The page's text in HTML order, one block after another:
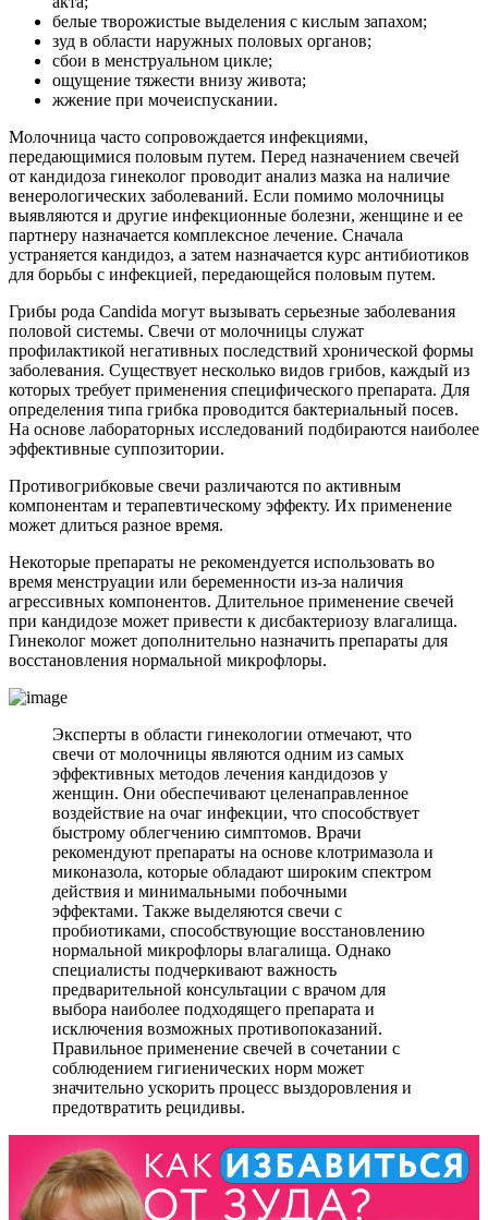
белые творожистые выделения с кислым запахом;
зуд в области наружных половых органов;
сбои в менструальном цикле;
ощущение тяжести внизу живота;
жжение при мочеиспускании.
Молочница часто сопровождается инфекциями,
передающимися половым путем. Перед назначением свечей
от кандидоза гинеколог проводит анализ мазка на наличие
венерологических заболеваний. Если помимо молочницы
выявляются и другие инфекционные болезни, женщине и ее
партнеру назначается комплексное лечение. Сначала
устраняется кандидоз, а затем назначается курс антибиотиков
для борьбы с инфекцией, передающейся половым путем.
Грибы рода Candida могут вызывать серьезные заболевания
половой системы. Свечи от молочницы служат
профилактикой негативных последствий хронической формы
заболевания. Существует несколько видов грибов, каждый из
которых требует применения специфического препарата. Для
определения типа грибка проводится бактериальный посев.
На основе лабораторных исследований подбираются наиболее
эффективные суппозитории.
Противогрибковые свечи различаются по активным
компонентам и терапевтическому эффекту. Их применение
может длиться разное время.
Некоторые препараты не рекомендуется использовать во
время менструации или беременности из-за наличия
агрессивных компонентов. Длительное применение свечей
при кандидозе может привести к дисбактериозу влагалища.
Гинеколог может дополнительно назначить препараты для
восстановления нормальной микрофлоры.
Эксперты в области гинекологии отмечают, что
свечи от молочницы являются одним из самых
эффективных методов лечения кандидозов у
женщин. Они обеспечивают целенаправленное
воздействие на очаг инфекции, что способствует
быстрому облегчению симптомов. Врачи
рекомендуют препараты на основе клотримазола и
миконазола, которые обладают широким спектром
действия и минимальными побочными
эффектами. Также выделяются свечи с
пробиотиками, способствующие восстановлению
нормальной микрофлоры влагалища. Однако
специалисты подчеркивают важность
предварительной консультации с врачом для
выбора наиболее подходящего препарата и
исключения возможных противопоказаний.
Правильное применение свечей в сочетании с
соблюдением гигиенических норм может
значительно ускорить процесс выздоровления и
предотвратить рецидивы.